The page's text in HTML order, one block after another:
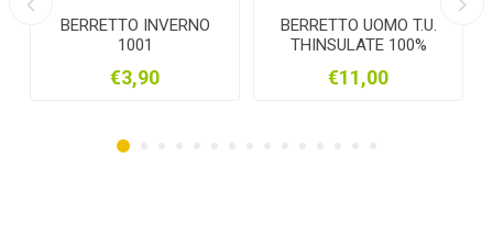
INVERNO
BERRETTO UOMO T.U.
THINSULATE 100%
CALZA
MONTONE